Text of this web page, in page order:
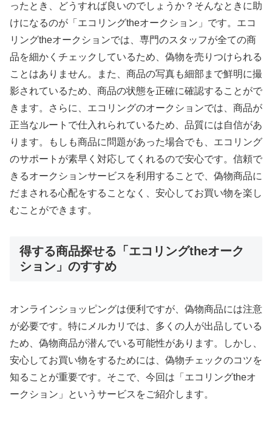
ったとき、どうすれば良いのでしょうか？そんなときに助
けになるのが「エコリングtheオークション」です。エコ
リングtheオークションでは、専門のスタッフが全ての商
品を細かくチェックしているため、偽物を売りつけられる
ことはありません。また、商品の写真も細部まで鮮明に撮
影されているため、商品の状態を正確に確認することがで
きます。さらに、エコリングのオークションでは、商品が
正当なルートで仕入れられているため、品質には自信があ
ります。もしも商品に問題があった場合でも、エコリング
のサポートが素早く対応してくれるので安心です。信頼で
きるオークションサービスを利用することで、偽物商品に
だまされる心配をすることなく、安心してお買い物を楽し
むことができます。
得する商品探せる「エコリングtheオーク
ション」のすすめ
オンラインショッピングは便利ですが、偽物商品には注意
が必要です。特にメルカリでは、多くの人が出品している
ため、偽物商品が潜んでいる可能性があります。しかし、
安心してお買い物をするためには、偽物チェックのコツを
知ることが重要です。そこで、今回は「エコリングtheオ
ークション」というサービスをご紹介します。